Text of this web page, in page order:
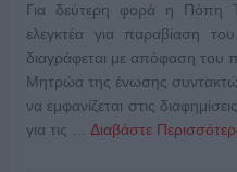
Για δεύτερη φορά η Πόπη
ελεγκτέα για παραβίαση
διαγράφεται με απόφαση του
Μητρώα της ένωσης
να εμφανίζεται στις
για τις … Διαβάστε